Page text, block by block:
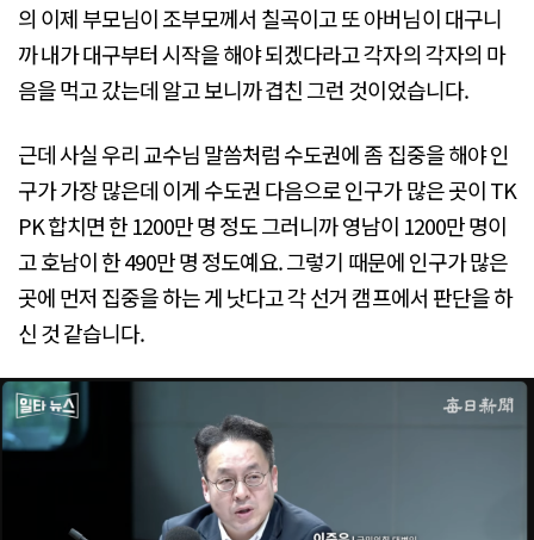
의 이제 부모님이 조부모께서 칠곡이고 또 아버님이 대구니
까 내가 대구부터 시작을 해야 되겠다라고 각자의 각자의 마
음을 먹고 갔는데 알고 보니까 겹친 그런 것이었습니다.
근데 사실 우리 교수님 말씀처럼 수도권에 좀 집중을 해야 인
구가 가장 많은데 이게 수도권 다음으로 인구가 많은 곳이 TK
PK 합치면 한 1200만 명 정도 그러니까 영남이 1200만 명이
고 호남이 한 490만 명 정도예요. 그렇기 때문에 인구가 많은
곳에 먼저 집중을 하는 게 낫다고 각 선거 캠프에서 판단을 하
신 것 같습니다.